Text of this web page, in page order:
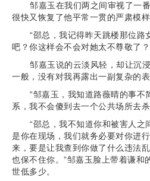
邹嘉玉在我们两之间审视了一
很快又恢复了他平常一贯的严肃模样
“邵总，我记得昨天跳楼那位路
吧？你这样会不会对她太不尊敬了？
邹嘉玉说的云淡风轻，却让沉
一般，没有对我再露出一副复杂的表
“邹嘉玉，我知道路薇晴的事不
系，我不会傻到去一个公共场所去
“邵总，我不知道你和被害人之
是你在现场，我们就务必要对你进
来，要是让我查到你做了什么违法
也保不住你。”邹嘉玉脸上带着谦和
世低多少。